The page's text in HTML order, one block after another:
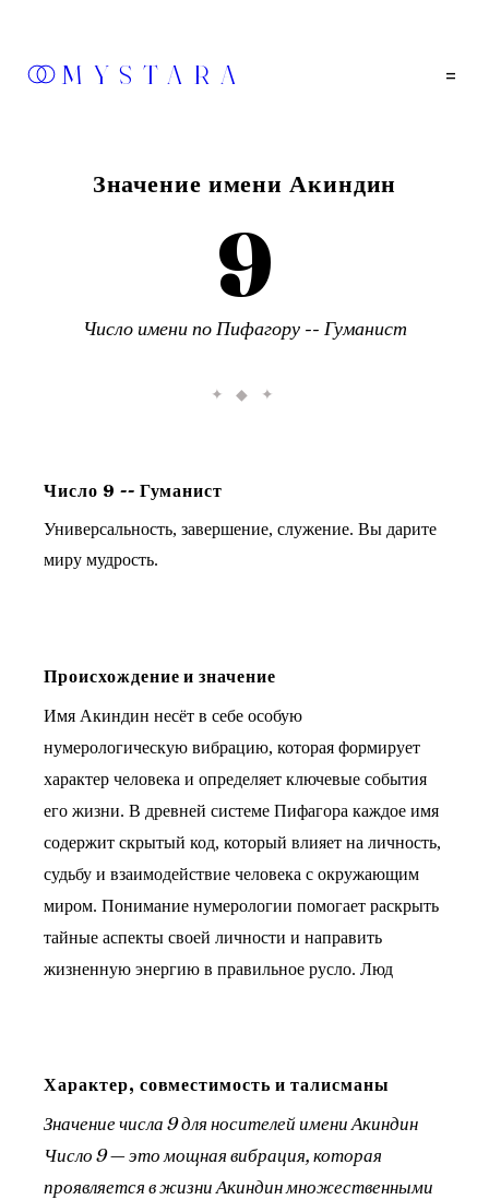
MYSTARA =
Значение имениАкиндин
9
Число имени по Пифагору -- Гуманист
✦ ◆ ✦
Число 9 -- Гуманист
Универсальность, завершение, служение. Вы дарите
миру мудрость.
Происхождение и значение
Имя Акиндин несёт в себе особую
нумерологическую вибрацию, которая формирует
характер человека и определяет ключевые события
его жизни. В древней системе Пифагора каждое имя
содержит скрытый код, который влияет на личность,
судьбу и взаимодействие человека с окружающим
миром. Понимание нумерологии помогает раскрыть
тайные аспекты своей личности и направить
жизненную энергию в правильное русло. Люд
Характер, совместимость и талисманы
Значение числа 9 для носителей имени Акиндин
Число 9 — это мощная вибрация, которая
проявляется в жизни Акиндин множественными